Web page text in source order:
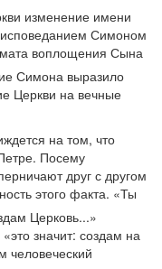
изменение имени
Симоном
воплощения Сына
Симона выразило
Церкви на вечные
на том, что
Посему
друг с другом
этого факта. «Ты
Церковь...»
значит: создам на
человеческий